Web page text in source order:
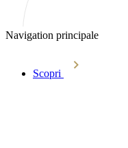
Navigation principale
Scopri